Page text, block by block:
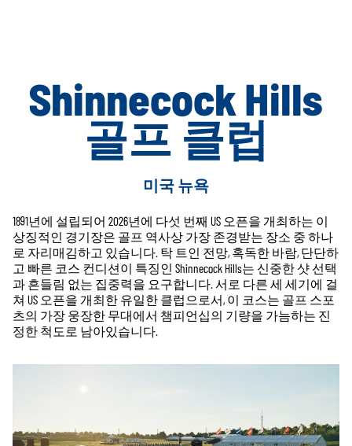
Shinnecock Hills
골프 클럽
미국 뉴욕
1891년에 설립되어 2026년에 다섯 번째 US 오픈을 개최하는 이
상징적인 경기장은 골프 역사상 가장 존경받는 장소 중 하나
로 자리매김하고 있습니다. 탁 트인 전망, 혹독한 바람, 단단하
고 빠른 코스 컨디션이 특징인 Shinnecock Hills는 신중한 샷 선택
과 흔들림 없는 집중력을 요구합니다. 서로 다른 세 세기에 걸
쳐 US 오픈을 개최한 유일한 클럽으로서, 이 코스는 골프 스포
츠의 가장 웅장한 무대에서 챔피언십의 기량을 가늠하는 진
정한 척도로 남아있습니다.